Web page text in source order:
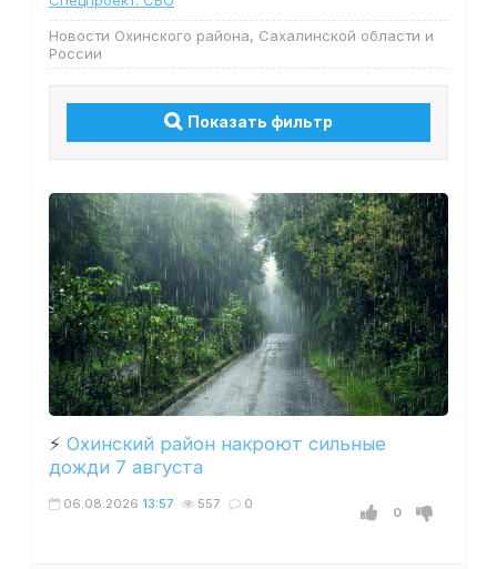
Новости Охинского района, Сахалинской области и
России
Показать фильтр
⚡️ Охинский район накроют сильные
дожди 7 августа
0
06.08.2026 13:57 557 0